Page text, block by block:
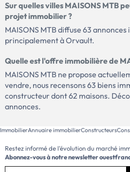
Sur quelles villes MAISONS MTB
projet immobilier ?
MAISONS MTB diffuse 63
principalement à Orvault.
Quelle est l'offre immobilière de
MAISONS MTB ne propose
vendre, nous recensons 63 biens
constructeur dont 62 maisons.
annonces.
ImmobilierAnnuaire immobilierConstructeurs
Restez informé de l'évolution du marché
Abonnez-vous à notre newsletter